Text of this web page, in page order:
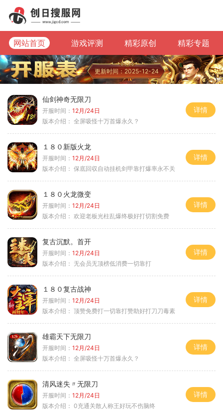
网站首页 游戏评测 精彩原创 精彩专题
更新时间：2025-12-24
仙剑神奇无限刀
开服时间： 12月/24日
版本介绍： 全屏吸怪十万首爆永久？
详情
１８０新版火龙
开服时间： 12月/24日
版本介绍： 保底回収自动挂机剑甲靠打爆率永不关
详情
１８０火龙微变
开服时间： 12月/24日
版本介绍： 欢迎老板光柱乱爆终极好打切割免费
详情
复古沉默。首开
开服时间： 12月/24日
版本介绍： 无会员无顶榜低消费一切靠打
详情
１８０复古战神
开服时间： 12月/24日
版本介绍： 顶赞免费打一切靠打赞助好打刀刀毒素
详情
雄霸天下无限刀
开服时间： 12月/24日
版本介绍： 全屏吸怪十万首爆永久？
详情
清风迷失〃无限刀
开服时间： 12月/24日
版本介绍： 0充通关散人称王好玩不伤脑终
详情